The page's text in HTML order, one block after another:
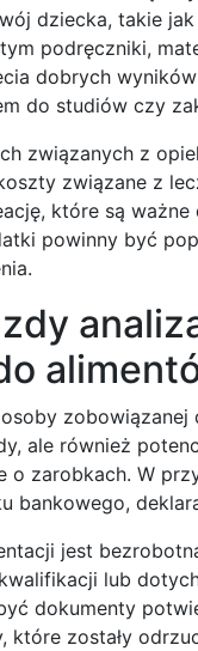
dziecka, takie
podręczniki,
dobrych
do studiów czy
związanych z
związane z
które są
powinny być
ale również
o zarobkach. W
bankowego,
jest
lub
dokumenty
zostały